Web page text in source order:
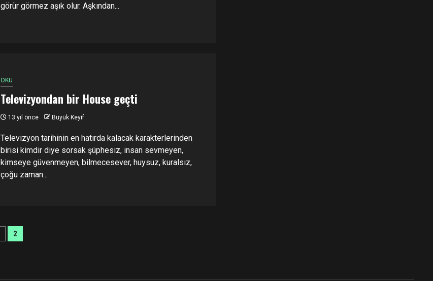
görür görmez aşık olur. Aşkından...
OKU
Televizyondan bir House geçti
13 yıl önce Büyük Keyif
Televizyon tarihinin en hatırda kalacak karakterlerinden
birisi kimdir diye sorsak şüphesiz, insan sevmeyen,
kimseye güvenmeyen, bilmecesever, huysuz, kuralsız,
çoğu zaman...
2